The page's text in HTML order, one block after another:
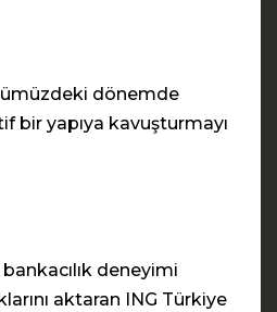
dönemde
bir yapıya kavuşturmayı
deneyimi
aktaran ING Türkiye